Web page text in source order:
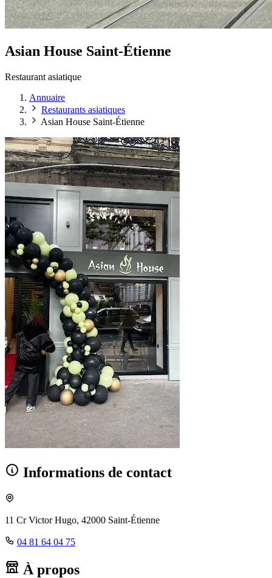
Asian House Saint-Étienne
Restaurant asiatique
Annuaire
Restaurants asiatiques
Asian House Saint-Étienne
Informations de contact
11 Cr Victor Hugo, 42000 Saint-Étienne
04 81 64 04 75
À propos